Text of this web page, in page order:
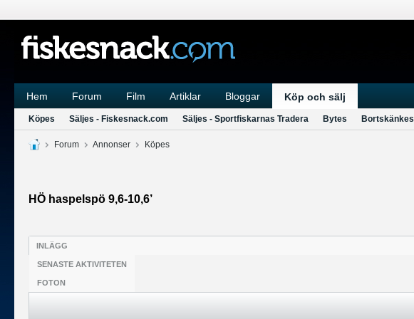
Hem Forum Film Artiklar Bloggar Köp och sälj
Köpes Säljes - Fiskesnack.com Säljes - Sportfiskarnas Tradera Bytes Bortskänkes
Forum Annonser Köpes
HÖ haspelspö 9,6-10,6’
INLÄGG
SENASTE AKTIVITETEN
FOTON